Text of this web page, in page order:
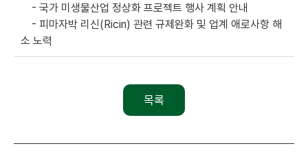
- 국가 미생물산업 정상화 프로젝트 행사 계획 안내
- 피마자박 리신(Ricin) 관련 규제완화 및 업계 애로사항 해
소 노력
목록